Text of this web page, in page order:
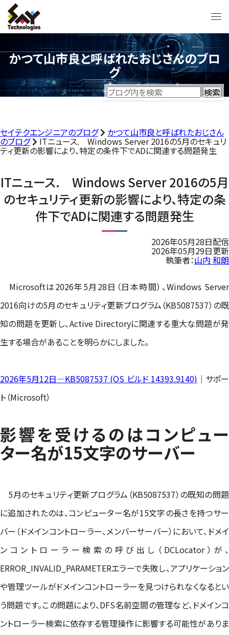
かつて山市良と呼ばれたおじさんのブロ
グ
セイテクエンジニアのブログ かつて山市良と呼ばれたおじさん
のブログ ITニュース. Windows Server 2016の5月のセキュリ
ティ更新の影響により、特定の条件下でADに関連する問題発生
ITニュース. Windows Server 2016の5月
のセキュリティ更新の影響により、特定の条
件下でADに関連する問題発生
2026年05月28日配信
2026年05月29日更新
執筆者：山内 和朗
Microsoftは2026年5月28日（日本時間）、Windows Server
2016向けの5月のセキュリティ更新プログラム（KB5087537）の既
知の問題を更新し、Active Directoryに関連する重大な問題が発
生する場合があることを明らかにしました。
2026年5月12日—KB5087537 (OS ビルド 14393.9140) ｜サポー
ト（Microsoft）
影響を受けるのはコンピュー
ター名が15文字のサーバー
5月のセキュリティ更新プログラム（KB5087537）の既知の問題
に追加されたのは、コンピューター名が15文字の長さを持つサー
バー（ドメインコントローラー、メンバーサーバー）において、ドメイ
ンコントローラー検索の呼び出し（DCLocator）が、
ERROR_INVALID_PARAMETERエラーで失敗し、アプリケーション
や管理ツールがドメインコントローラーを見つけられなくなるとい
う問題です。この問題により、DFS名前空間の管理など、ドメインコ
ントローラー検索に依存する管理操作に影響する可能性がありま